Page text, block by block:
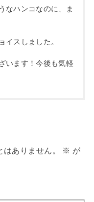
なハンコなのに、ま
イスしました。
います！今後も気軽
ありません。 ※ が